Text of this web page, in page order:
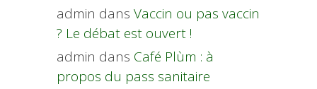
admin dans Vaccin ou pas vaccin
? Le débat est ouvert !
admin dans Café Plùm : à
propos du pass sanitaire